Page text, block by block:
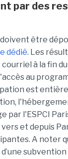
par des
être
dédié. Les
à la fin
au
est
par l'ESPCI
et depuis
A noter
subvention